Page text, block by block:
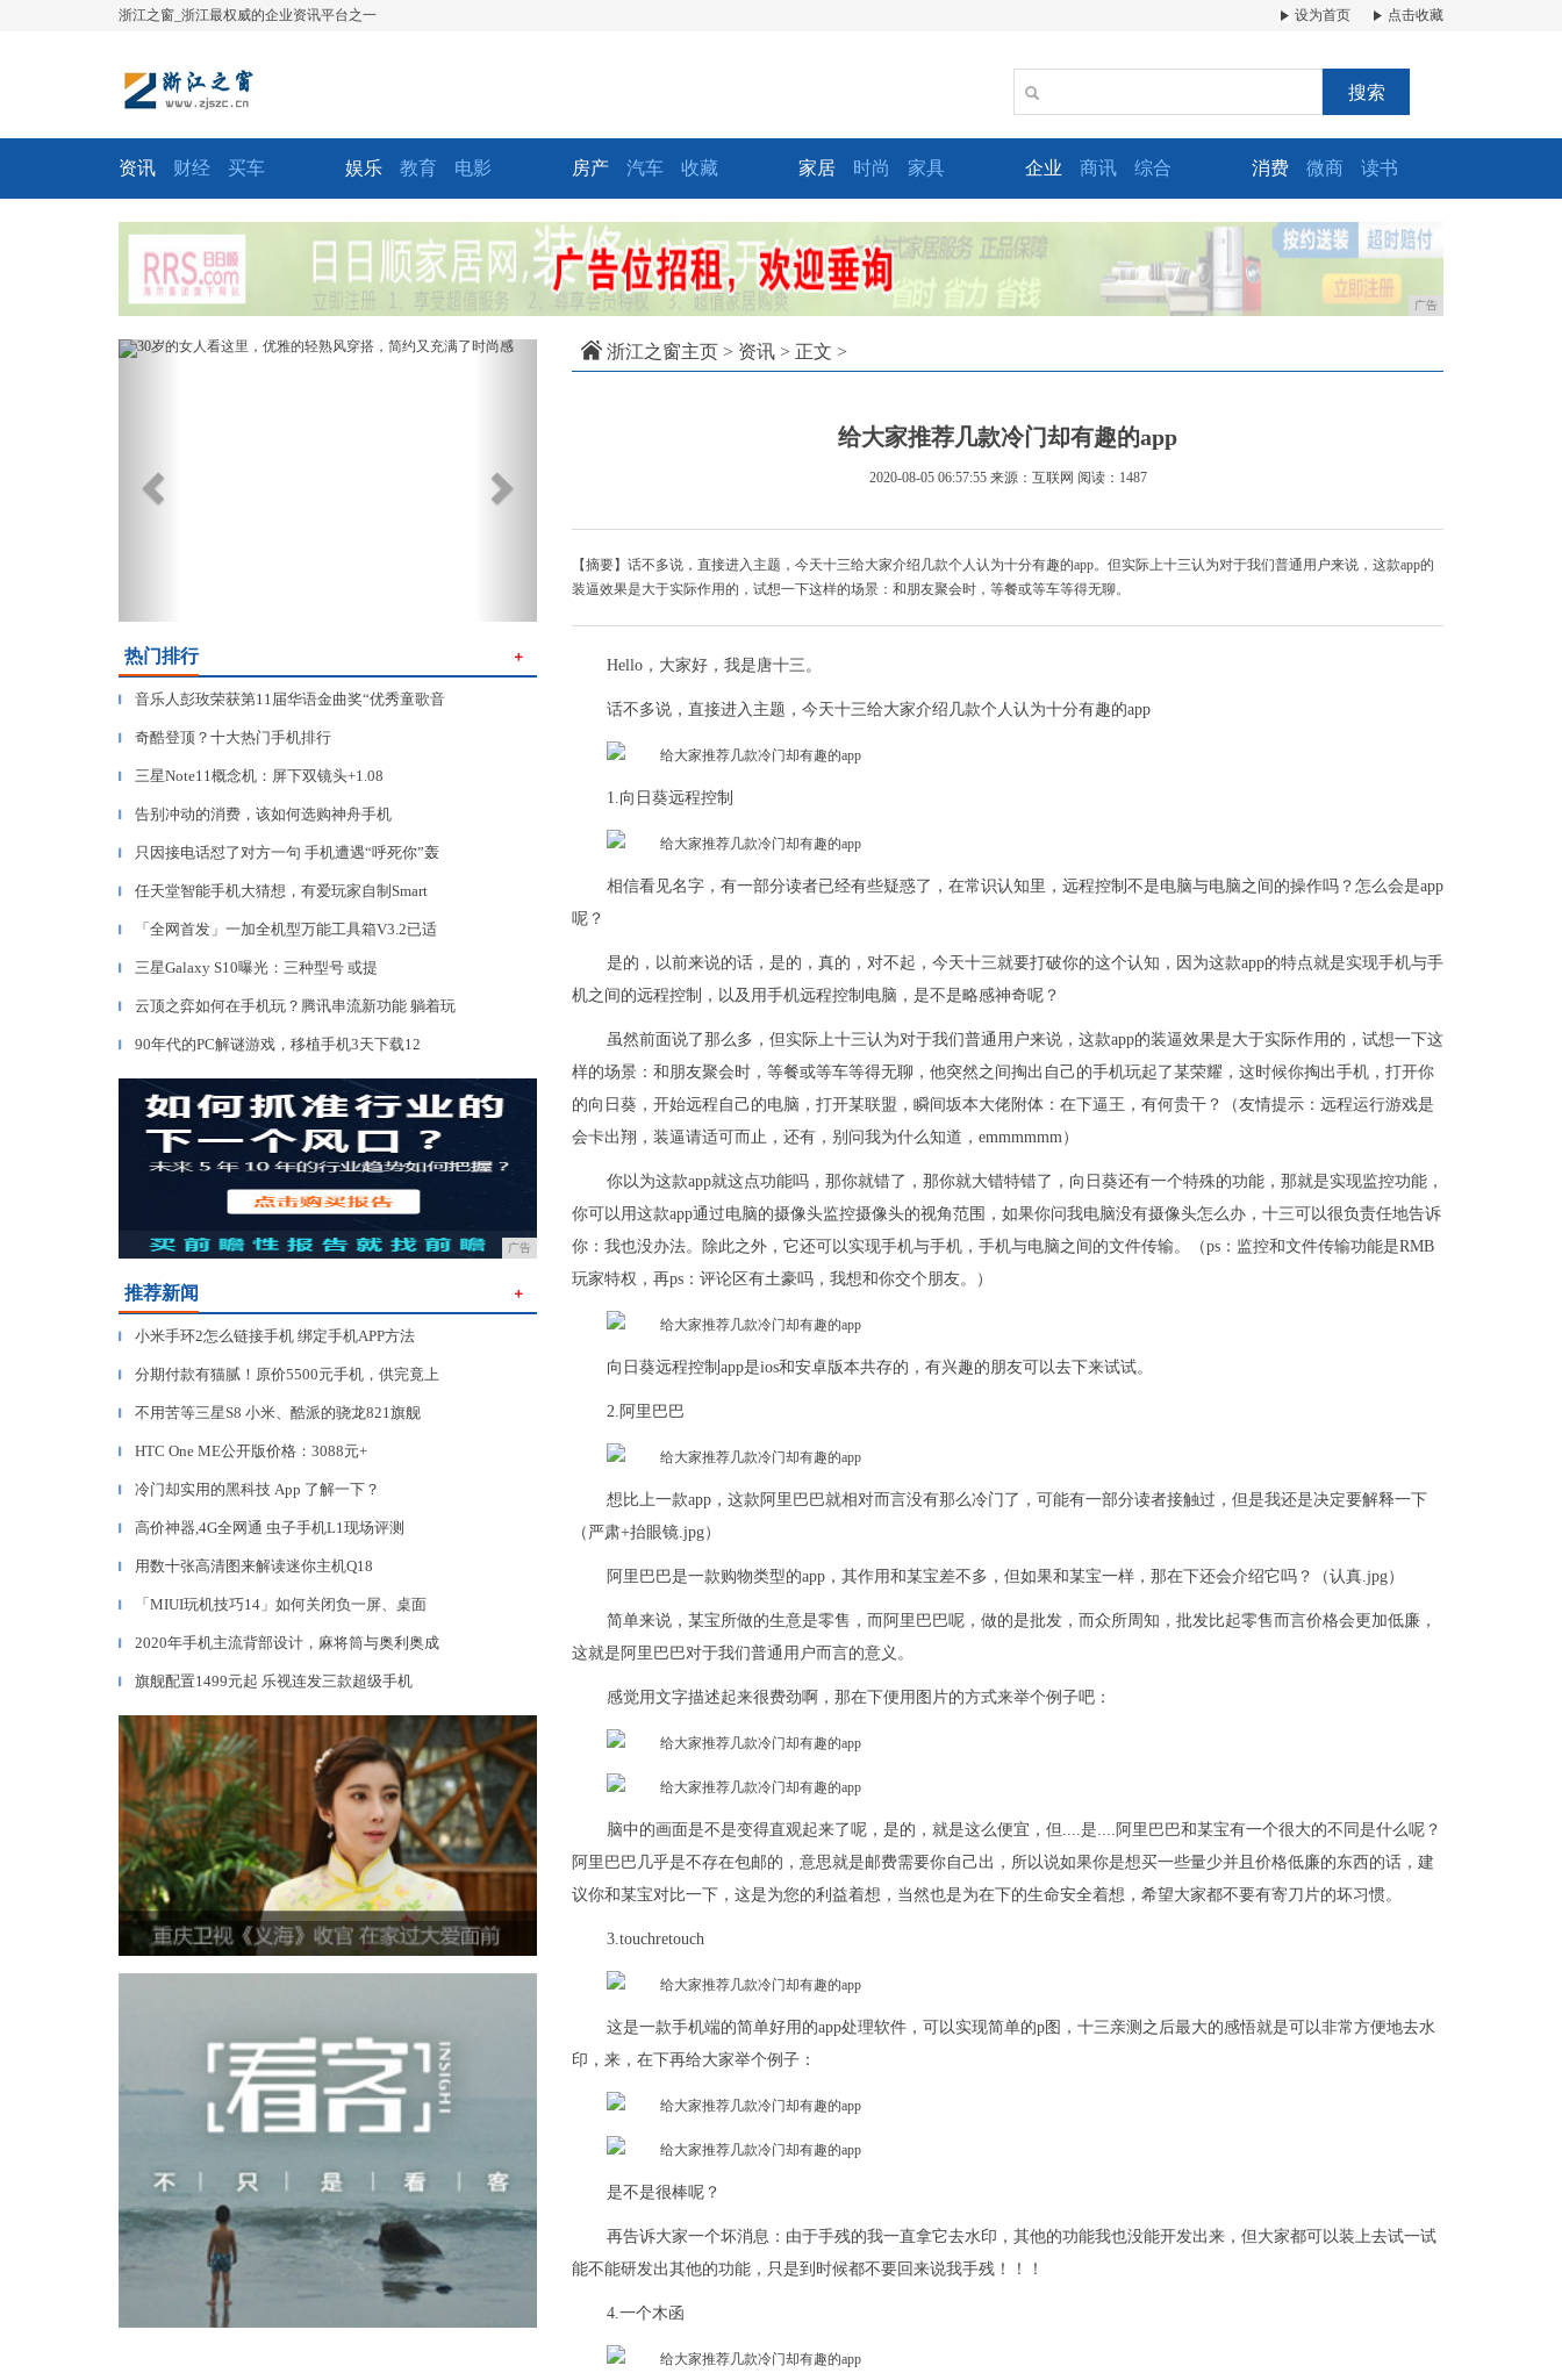
浙江之窗_浙江最权威的企业资讯平台之一 设为首页 点击收藏
搜索
资讯 财经 买车 娱乐 教育 电影 房产 汽车 收藏 家居 时尚 家具 企业 商讯 综合 消费 微商 读书
广告
Previous Next
热门排行 ＋
▎ 音乐人彭玫荣获第11届华语金曲奖“优秀童歌音
▎ 奇酷登顶？十大热门手机排行
▎ 三星Note11概念机：屏下双镜头+1.08
▎ 告别冲动的消费，该如何选购神舟手机
▎ 只因接电话怼了对方一句 手机遭遇“呼死你”轰
▎ 任天堂智能手机大猜想，有爱玩家自制Smart
▎ 「全网首发」一加全机型万能工具箱V3.2已适
▎ 三星Galaxy S10曝光：三种型号 或提
▎ 云顶之弈如何在手机玩？腾讯串流新功能 躺着玩
▎ 90年代的PC解谜游戏，移植手机3天下载12
广告
推荐新闻 ＋
▎ 小米手环2怎么链接手机 绑定手机APP方法
▎ 分期付款有猫腻！原价5500元手机，供完竟上
▎ 不用苦等三星S8 小米、酷派的骁龙821旗舰
▎ HTC One ME公开版价格：3088元+
▎ 冷门却实用的黑科技 App 了解一下？
▎ 高价神器,4G全网通 虫子手机L1现场评测
▎ 用数十张高清图来解读迷你主机Q18
▎ 「MIUI玩机技巧14」如何关闭负一屏、桌面
▎ 2020年手机主流背部设计，麻将筒与奥利奥成
▎ 旗舰配置1499元起 乐视连发三款超级手机
浙江之窗主页 > 资讯 > 正文 >
给大家推荐几款冷门却有趣的app
2020-08-05 06:57:55 来源：互联网 阅读：1487
【摘要】话不多说，直接进入主题，今天十三给大家介绍几款个人认为十分有趣的app。但实际上十三认为对于我们普通用户来说，这款app的
装逼效果是大于实际作用的，试想一下这样的场景：和朋友聚会时，等餐或等车等得无聊。
Hello，大家好，我是唐十三。
话不多说，直接进入主题，今天十三给大家介绍几款个人认为十分有趣的app
1.向日葵远程控制
相信看见名字，有一部分读者已经有些疑惑了，在常识认知里，远程控制不是电脑与电脑之间的操作吗？怎么会是app
呢？
是的，以前来说的话，是的，真的，对不起，今天十三就要打破你的这个认知，因为这款app的特点就是实现手机与手
机之间的远程控制，以及用手机远程控制电脑，是不是略感神奇呢？
虽然前面说了那么多，但实际上十三认为对于我们普通用户来说，这款app的装逼效果是大于实际作用的，试想一下这
样的场景：和朋友聚会时，等餐或等车等得无聊，他突然之间掏出自己的手机玩起了某荣耀，这时候你掏出手机，打开你
的向日葵，开始远程自己的电脑，打开某联盟，瞬间坂本大佬附体：在下逼王，有何贵干？（友情提示：远程运行游戏是
会卡出翔，装逼请适可而止，还有，别问我为什么知道，emmmmmm）
你以为这款app就这点功能吗，那你就错了，那你就大错特错了，向日葵还有一个特殊的功能，那就是实现监控功能，
你可以用这款app通过电脑的摄像头监控摄像头的视角范围，如果你问我电脑没有摄像头怎么办，十三可以很负责任地告诉
你：我也没办法。除此之外，它还可以实现手机与手机，手机与电脑之间的文件传输。（ps：监控和文件传输功能是RMB
玩家特权，再ps：评论区有土豪吗，我想和你交个朋友。）
向日葵远程控制app是ios和安卓版本共存的，有兴趣的朋友可以去下来试试。
2.阿里巴巴
想比上一款app，这款阿里巴巴就相对而言没有那么冷门了，可能有一部分读者接触过，但是我还是决定要解释一下
（严肃+抬眼镜.jpg）
阿里巴巴是一款购物类型的app，其作用和某宝差不多，但如果和某宝一样，那在下还会介绍它吗？（认真.jpg）
简单来说，某宝所做的生意是零售，而阿里巴巴呢，做的是批发，而众所周知，批发比起零售而言价格会更加低廉，
这就是阿里巴巴对于我们普通用户而言的意义。
感觉用文字描述起来很费劲啊，那在下便用图片的方式来举个例子吧：
脑中的画面是不是变得直观起来了呢，是的，就是这么便宜，但....是....阿里巴巴和某宝有一个很大的不同是什么呢？
阿里巴巴几乎是不存在包邮的，意思就是邮费需要你自己出，所以说如果你是想买一些量少并且价格低廉的东西的话，建
议你和某宝对比一下，这是为您的利益着想，当然也是为在下的生命安全着想，希望大家都不要有寄刀片的坏习惯。
3.touchretouch
这是一款手机端的简单好用的app处理软件，可以实现简单的p图，十三亲测之后最大的感悟就是可以非常方便地去水
印，来，在下再给大家举个例子：
是不是很棒呢？
再告诉大家一个坏消息：由于手残的我一直拿它去水印，其他的功能我也没能开发出来，但大家都可以装上去试一试
能不能研发出其他的功能，只是到时候都不要回来说我手残！！！
4.一个木函